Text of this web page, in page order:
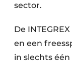
sector.
De
en een
in slechts